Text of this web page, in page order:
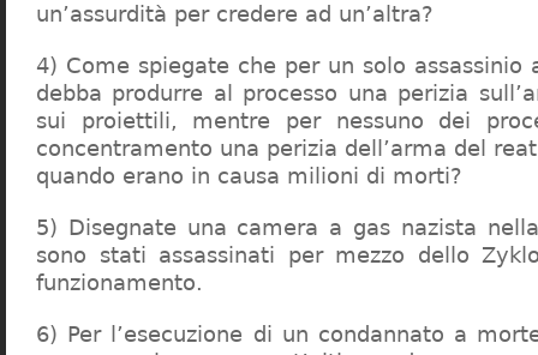
un’assurdità per credere ad un’altra?
4) Come spiegate che per un solo assassinio
debba produrre al processo una perizia
sui proiettili, mentre per nessuno dei
concentramento una perizia dell’arma del
quando erano in causa milioni di morti?
5) Disegnate una camera a gas nazista
sono stati assassinati per mezzo dello
funzionamento.
6) Per l’esecuzione di un condannato a